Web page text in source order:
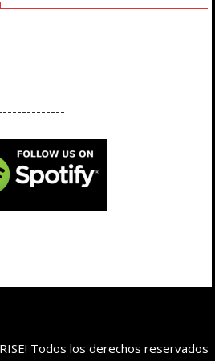
Todos los derechos reservados